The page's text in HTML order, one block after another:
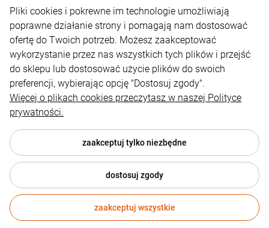
Płatności i dostawa
Informacje
O nas
Styl graficzny ShopGadget.pl
Sklep internetowy Shoper.pl
Pliki cookies i pokrewne im technologie umożliwiają
poprawne działanie strony i pomagają nam dostosować
ofertę do Twoich potrzeb. Możesz zaakceptować
wykorzystanie przez nas wszystkich tych plików i przejść
do sklepu lub dostosować użycie plików do swoich
preferencji, wybierając opcję "Dostosuj zgody".
Więcej o plikach cookies przeczytasz w naszej Polityce
prywatności.
zaakceptuj tylko niezbędne
dostosuj zgody
zaakceptuj wszystkie